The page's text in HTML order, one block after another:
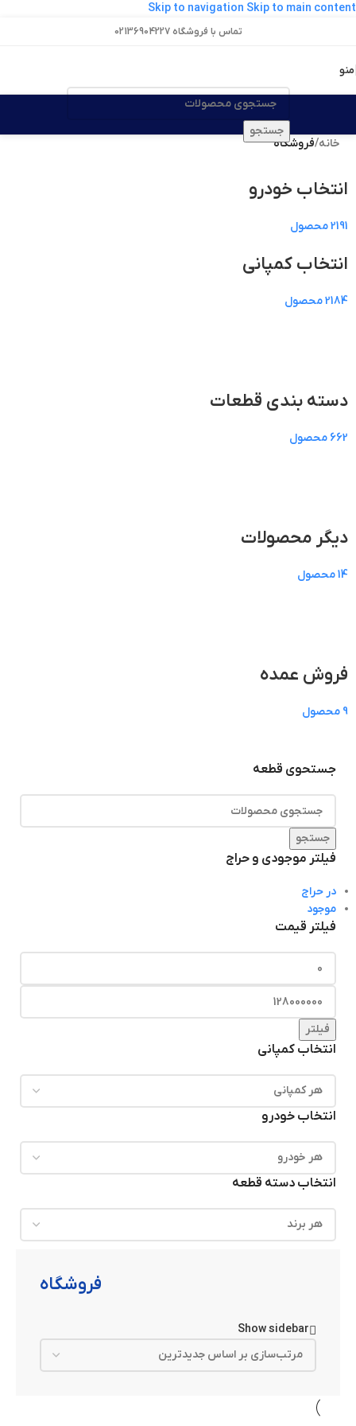
Skip to navigation Skip to main content
تماس با فروشگاه 02136904227
منو
جستجو
خانه/فروشگاه
انتخاب خودرو
2191 محصول
انتخاب کمپانی
2184 محصول
دسته بندی قطعات
662 محصول
دیگر محصولات
14 محصول
فروش عمده
9 محصول
جستحوی قطعه
جستجو
فیلتر موجودی و حراج
در حراج
موجود
فیلتر قیمت
فیلتر
انتخاب کمپانی
انتخاب خودرو
انتخاب دسته قطعه
فروشگاه
Show sidebar